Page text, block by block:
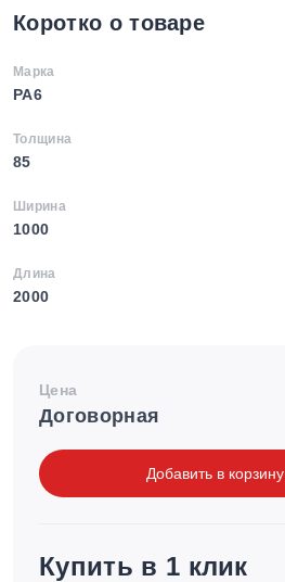
Коротко о товаре
Марка
PA6
Толщина
85
Ширина
1000
Длина
2000
Цена
Договорная
Добавить в корзину
Купить в 1 клик